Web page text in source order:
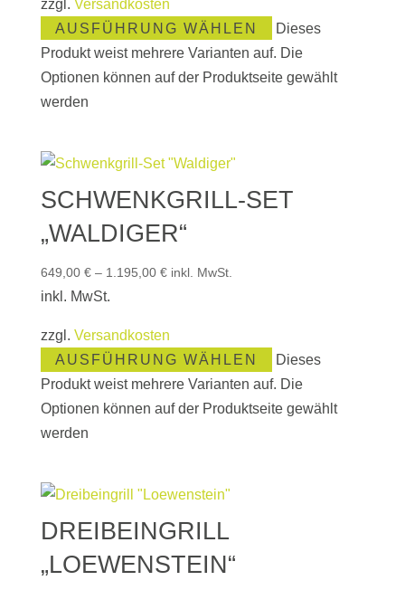
zzgl. Versandkosten
AUSFÜHRUNG WÄHLEN
Dieses
Produkt weist mehrere Varianten auf. Die
Optionen können auf der Produktseite gewählt
werden
SCHWENKGRILL-SET
„WALDIGER“
649,00 €– 1.195,00 € inkl. MwSt.
inkl. MwSt.
zzgl. Versandkosten
AUSFÜHRUNG WÄHLEN
Dieses
Produkt weist mehrere Varianten auf. Die
Optionen können auf der Produktseite gewählt
werden
DREIBEINGRILL
„LOEWENSTEIN“